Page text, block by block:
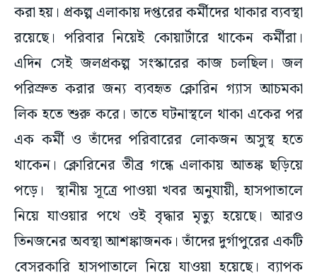
করা হয়। প্রকল্প এলাকায় দপ্তরের কর্মীদের থাকার ব্যবস্থা
রয়েছে। পরিবার নিয়েই কোয়ার্টারে থাকেন কর্মীরা।
এদিন সেই জলপ্রকল্প সংস্কারের কাজ চলছিল। জল
পরিস্রুত করার জন্য ব্যবহৃত ক্লোরিন গ্যাস আচমকা
লিক হতে শুরু করে। তাতে ঘটনাস্থলে থাকা একের পর
এক কর্মী ও তাঁদের পরিবারের লোকজন অসুস্থ হতে
থাকেন। ক্লোরিনের তীব্র গন্ধে এলাকায় আতঙ্ক ছড়িয়ে
পড়ে। স্থানীয় সূত্রে পাওয়া খবর অনুযায়ী, হাসপাতালে
নিয়ে যাওয়ার পথে ওই বৃদ্ধার মৃত্যু হয়েছে। আরও
তিনজনের অবস্থা আশঙ্কাজনক। তাঁদের দুর্গাপুরের একটি
বেসরকারি হাসপাতালে নিয়ে যাওয়া হয়েছে। ব্যাপক